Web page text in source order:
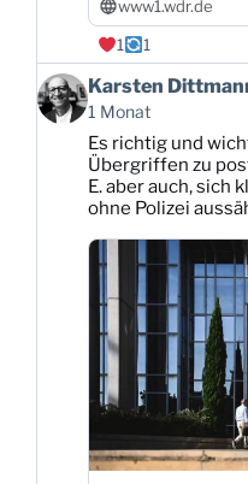
www1.wdr.de
1
1
Beitrag
von
Karsten
Dittmann
Bluesky
ansehen
Karsten
1 Monat
Es richtig und
Übergriffen zu
E. aber auch, sich
ohne Polizei